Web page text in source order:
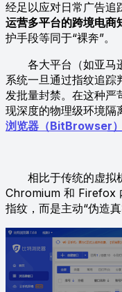
经足以应对日常广告追
运营多平台的跨境电商
护手段等同于“裸奔”。
各大平台（如亚马
系统一旦通过指纹追踪
发批量封禁。在这种严
现深度的物理级环境隔
浏览器（BitBrowser）
相比于传统的虚拟
Chromium 和 Firefox
指纹，而是主动“伪造真